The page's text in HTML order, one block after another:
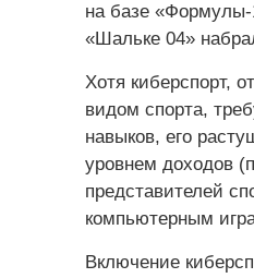
на базе
«Шальке 04»
Хотя киберспорт,
видом спорта,
навыков, его
уровнем доходов
представителей
компьютерным
Включение